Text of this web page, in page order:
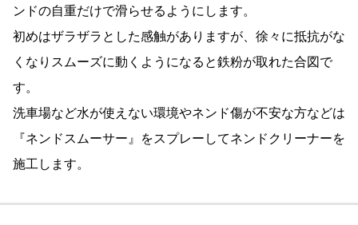
ンドの自重だけで滑らせるようにします。
初めはザラザラとした感触がありますが、徐々に抵抗がな
くなりスムーズに動くようになると鉄粉が取れた合図で
す。
洗車場など水が使えない環境やネンド傷が不安な方などは
『ネンドスムーサー』をスプレーしてネンドクリーナーを
施工します。